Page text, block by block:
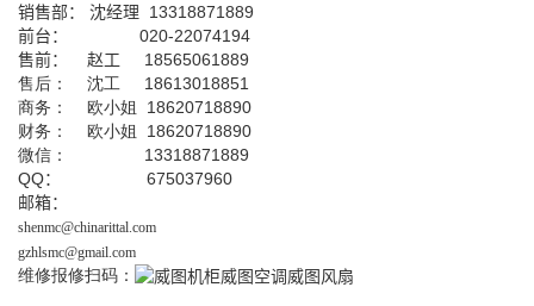
销售部： 沈经理 13318871889
前台： 020-22074194
售前： 赵工 18565061889
售后： 沈工 18613018851
商务： 欧小姐 18620718890
财务： 欧小姐 18620718890
微信： 13318871889
QQ： 675037960
邮箱：
shenmc@chinarittal.com
gzhlsmc@gmail.com
维修报修扫码：